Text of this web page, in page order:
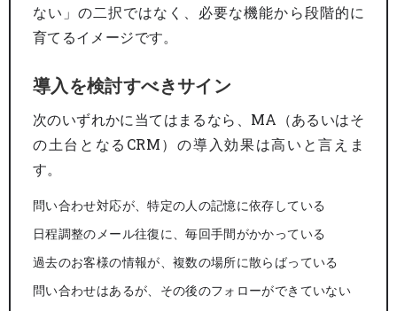
ない」の二択ではなく、必要な機能から段階的に
育てるイメージです。
導入を検討すべきサイン
次のいずれかに当てはまるなら、MA（あるいはそ
の土台となるCRM）の導入効果は高いと言えま
す。
問い合わせ対応が、特定の人の記憶に依存している
日程調整のメール往復に、毎回手間がかかっている
過去のお客様の情報が、複数の場所に散らばっている
問い合わせはあるが、その後のフォローができていない